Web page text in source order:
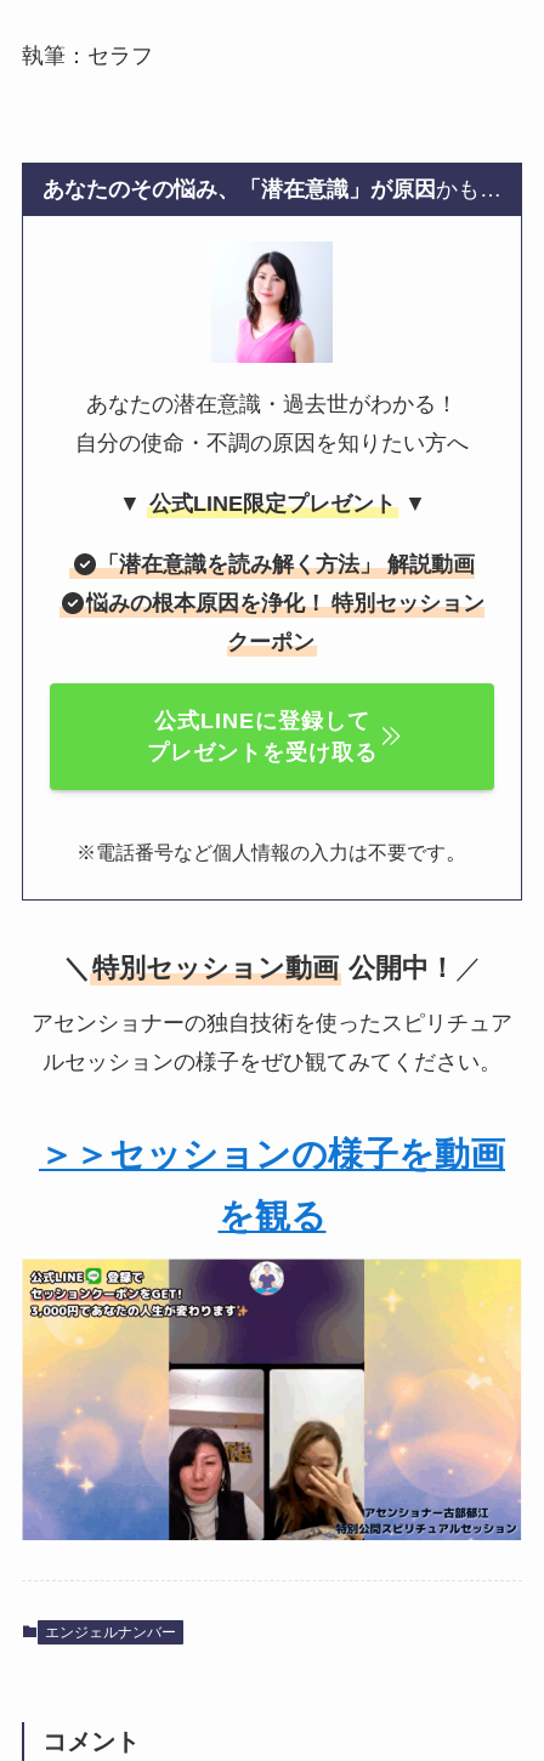
執筆：セラフ
あなたのその悩み、「潜在意識」が原因 かも…
あなたの潜在意識・過去世がわかる！
自分の使命・不調の原因を知りたい方へ
▼ 公式LINE限定プレゼント▼
「潜在意識を読み解く方法」 解説動画
悩みの根本原因を浄化！ 特別セッション
クーポン
公式LINEに登録して
プレゼントを受け取る
※電話番号など個人情報の入力は不要です。
＼ 特別セッション動画公開中！ ／
アセンショナーの独自技術を使ったスピリチュア
ルセッションの様子をぜひ観てみてください。
＞＞セッションの様子を動画
を観る
エンジェルナンバー
コメント